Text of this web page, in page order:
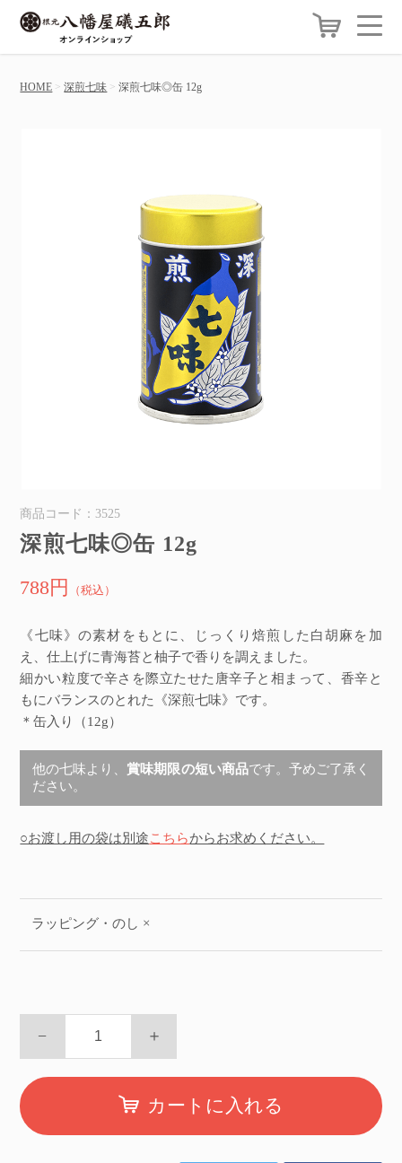
HOME 深煎七味 深煎七味◎缶 12g
商品コード：3525
深煎七味◎缶 12g
788円 （税込）
《七味》の素材をもとに、じっくり焙煎した白胡麻を加
え、仕上げに青海苔と柚子で香りを調えました。
細かい粒度で辛さを際立たせた唐辛子と相まって、香辛と
もにバランスのとれた《深煎七味》です。
＊缶入り（12g）
他の七味より、 賞味期限の短い商品です。予めご了承く
ださい。
○お渡し用の袋は別途こちらからお求めください。
ラッピング・のし ×
− ＋
カートに入れる